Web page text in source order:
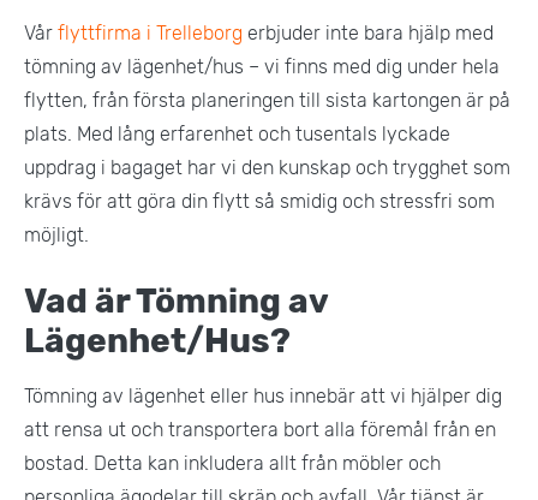
Vår flyttfirma i Trelleborg erbjuder inte bara hjälp med
tömning av lägenhet/hus – vi finns med dig under hela
flytten, från första planeringen till sista kartongen är på
plats. Med lång erfarenhet och tusentals lyckade
uppdrag i bagaget har vi den kunskap och trygghet som
krävs för att göra din flytt så smidig och stressfri som
möjligt.
Vad är Tömning av
Lägenhet/Hus?
Tömning av lägenhet eller hus innebär att vi hjälper dig
att rensa ut och transportera bort alla föremål från en
bostad. Detta kan inkludera allt från möbler och